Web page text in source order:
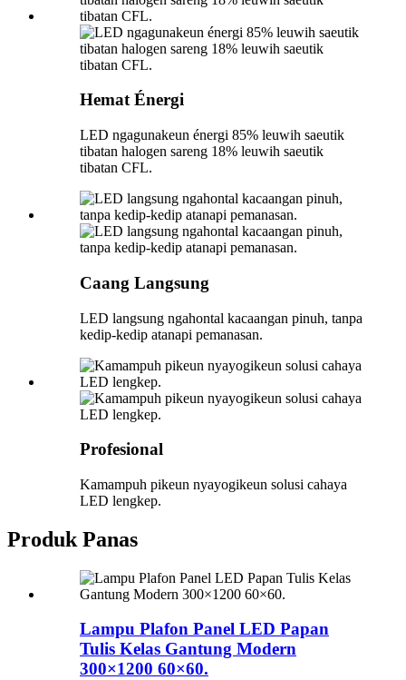
Hemat Énergi
LED ngagunakeun énergi 85% leuwih saeutik
tibatan halogen sareng 18% leuwih saeutik
tibatan CFL.
Caang Langsung
LED langsung ngahontal kacaangan pinuh, tanpa
kedip-kedip atanapi pemanasan.
Profesional
Kamampuh pikeun nyayogikeun solusi cahaya
LED lengkep.
Produk Panas
Lampu Plafon Panel LED Papan
Tulis Kelas Gantung Modern
300×1200 60×60.